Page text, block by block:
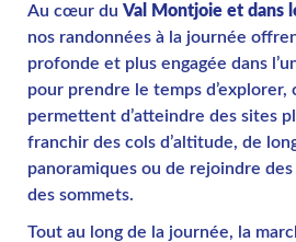
Au cœur du Val Montjoie et dans
nos randonnées à la journée
profonde et plus engagée dans
pour prendre le temps d’explorer,
permettent d’atteindre des sites
franchir des cols d’altitude, de
panoramiques ou de rejoindre
des sommets.
Tout au long de la journée, la